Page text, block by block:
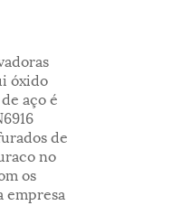
óxido
aço é
de
no
os
empresa